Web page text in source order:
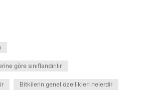
göre sınıflandırılır
Bitkilerin genel özellikleri nelerdir